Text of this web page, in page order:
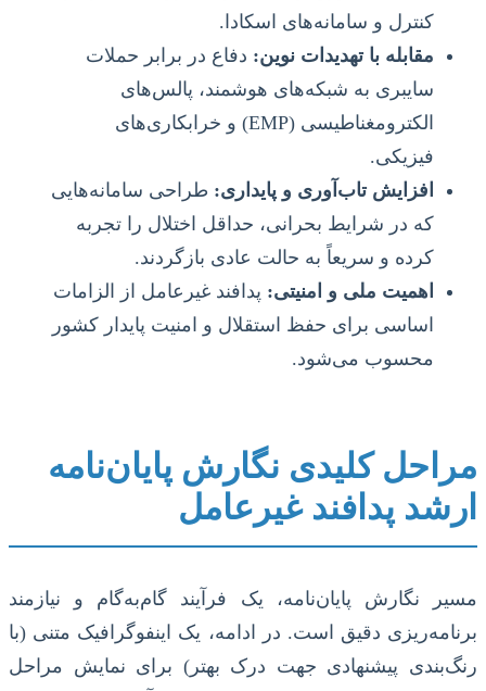
کنترل و سامانه‌های اسکادا.
مقابله با تهدیدات نوین: دفاع در برابر حملات
سایبری به شبکه‌های هوشمند، پالس‌های
الکترومغناطیسی (EMP) و خرابکاری‌های
فیزیکی.
افزایش تاب‌آوری و پایداری: طراحی سامانه‌هایی
که در شرایط بحرانی، حداقل اختلال را تجربه
کرده و سریعاً به حالت عادی بازگردند.
اهمیت ملی و امنیتی: پدافند غیرعامل از الزامات
اساسی برای حفظ استقلال و امنیت پایدار کشور
محسوب می‌شود.
مراحل کلیدی نگارش پایان‌نامه
ارشد پدافند غیرعامل
مسیر نگارش پایان‌نامه، یک فرآیند گام‌به‌گام و نیازمند
برنامه‌ریزی دقیق است. در ادامه، یک اینفوگرافیک متنی (با
رنگ‌بندی پیشنهادی جهت درک بهتر) برای نمایش مراحل